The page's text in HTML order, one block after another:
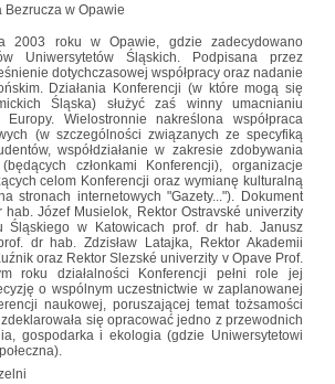
Bezrucza w Opawie
2003 roku w Opawie, gdzie zadecydowano
Uniwersytetów Śląskich. Podpisana przez
dotychczasowej współpracy oraz nadanie
Działania Konferencji (w które mogą się
Śląska) służyć zaś winny umacnianiu
Wielostronnie nakreślona współpraca
(w szczególności związanych ze specyfiką
współdziałanie w zakresie zdobywania
członkami Konferencji), organizacje
celom Konferencji oraz wymianę kulturalną
stronach internetowych "Gazety..."). Dokument
Józef Musielok, Rektor Ostravské univerzity
Śląskiego w Katowicach prof. dr hab. Janusz
dr hab. Zdzisław Latajka, Rektor Akademii
oraz Rektor Slezské univerzity v Opave Prof.
roku działalności Konferencji pełni role jej
o wspólnym uczestnictwie w zaplanowanej
naukowej, poruszającej temat tożsamości
się opracować jedno z przewodnich
gospodarka i ekologia (gdzie Uniwersytetowi